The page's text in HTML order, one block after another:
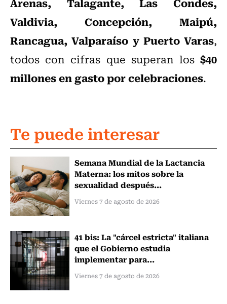
Valdivia, Concepción, Maipú,
Rancagua, Valparaíso y Puerto Varas,
todos con cifras que superan los $40
millones en gasto por celebraciones.
Te puede interesar
Semana Mundial de la Lactancia
Materna: los mitos sobre la
sexualidad después...
Viernes 7 de agosto de 2026
41 bis: La "cárcel estricta" italiana
que el Gobierno estudia
implementar para...
Viernes 7 de agosto de 2026